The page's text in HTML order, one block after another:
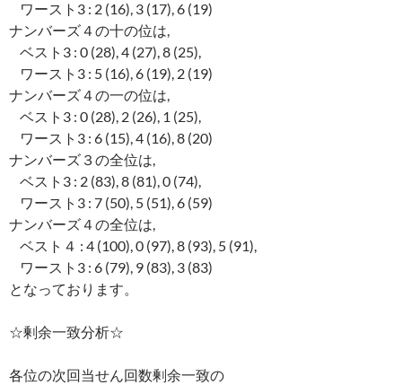
ワースト3 : 2 (16), 3 (17), 6 (19)
ナンバーズ４の十の位は,
ベスト3 : 0 (28), 4 (27), 8 (25),
ワースト3 : 5 (16), 6 (19), 2 (19)
ナンバーズ４の一の位は,
ベスト3 : 0 (28), 2 (26), 1 (25),
ワースト3 : 6 (15), 4 (16), 8 (20)
ナンバーズ３の全位は,
ベスト3 : 2 (83), 8 (81), 0 (74),
ワースト3 : 7 (50), 5 (51), 6 (59)
ナンバーズ４の全位は,
ベスト４ : 4 (100), 0 (97), 8 (93), 5 (91),
ワースト3 : 6 (79), 9 (83), 3 (83)
となっております。
☆剰余一致分析☆
各位の次回当せん回数剰余一致の